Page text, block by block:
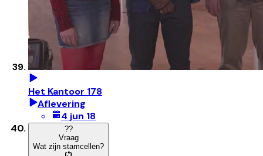
Het Kantoor 178
Aflevering
4 jun 18
??
Vraag
Wat zijn stamcellen?